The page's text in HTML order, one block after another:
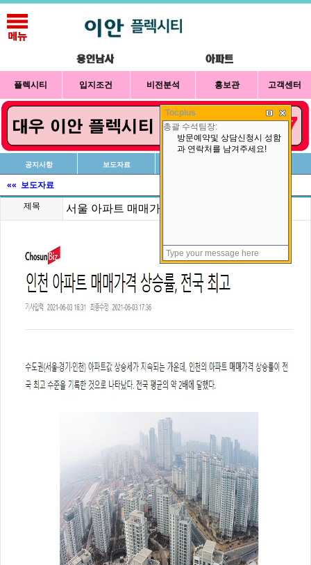
플렉시티 입지조건 비전분석 홍보관 고객센터
공지사항 보도자료
«« 보도자료
제목 서울 아파트 매매가격 상승률 11주만에 최고치
Tocplus